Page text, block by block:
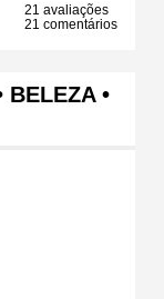
21 avaliações
21 comentários
BELEZA •